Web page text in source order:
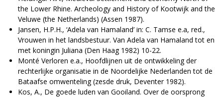
the Lower Rhine. Archeology and History of Kootwijk and the
Veluwe (the Netherlands) (Assen 1987).
Jansen, H.P.H., ‘Adela van Hamaland’ in: C. Tamse e.a, red.,
Vrouwen in het landsbestuur. Van Adela van Hamaland tot en
met koningin Juliana (Den Haag 1982) 10-22.
Monté Verloren e.a., Hoofdlijnen uit de ontwikkeling der
rechterlijke organisatie in de Noordelijke Nederlanden tot de
Bataafse omwenteling (zesde druk, Deventer 1982).
Kos, A., De goede luden van Gooiland. Over de oorsprong